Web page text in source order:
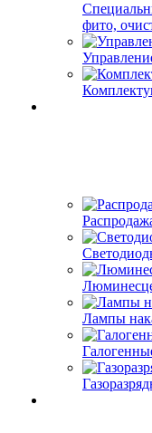
фито,
Лампы